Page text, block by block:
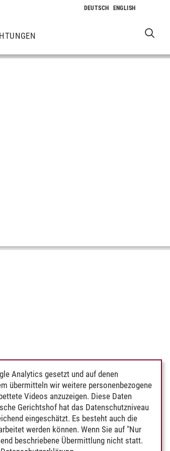
Analytics gesetzt und auf denen
übermitteln wir weitere personenbezogene
Videos anzuzeigen. Diese Daten
Gerichtshof hat das Datenschutzniveau
eingeschätzt. Es besteht auch die
werden können. Wenn Sie auf "Nur
beschriebene Übermittlung nicht statt.